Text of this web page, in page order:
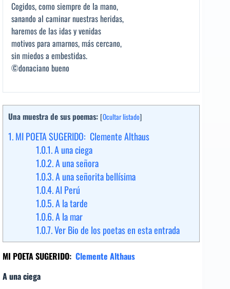
Cogidos, como siempre de la mano,
sanando al caminar nuestras heridas,
haremos de las idas y venidas
motivos para amarnos, más cercano,
sin miedos a embestidas.
©donaciano bueno
Una muestra de sus poemas: [Ocultar listado]
1.MI POETA SUGERIDO: Clemente Althaus
1.0.1.A una ciega
1.0.2.A una señora
1.0.3.A una señorita bellísima
1.0.4.Al Perú
1.0.5.A la tarde
1.0.6.A la mar
1.0.7.Ver Bio de los poetas en esta entrada
MI POETA SUGERIDO: Clemente Althaus
A una ciega